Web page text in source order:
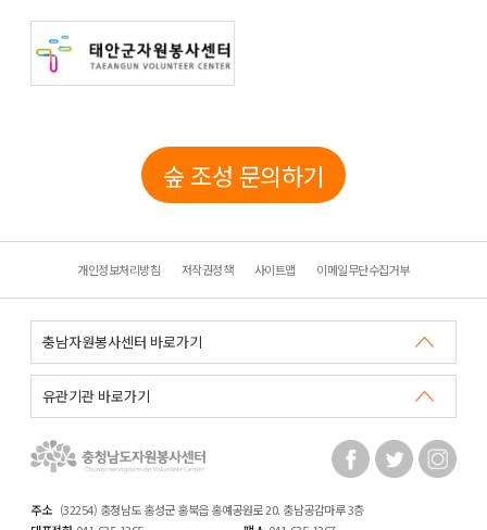
숲 조성 문의하기
개인정보처리방침 저작권정책 사이트맵 이메일무단수집거부
주소 (32254) 충청남도 홍성군 홍북읍 홍예공원로 20. 충남공감마루 3층